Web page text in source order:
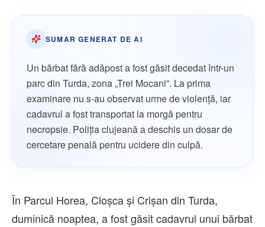
SUMAR GENERAT DE AI
Un bărbat fără adăpost a fost găsit decedat într-un
parc din Turda, zona „Trei Mocani”. La prima
examinare nu s-au observat urme de violență, iar
cadavrul a fost transportat la morgă pentru
necropsie. Poliția clujeană a deschis un dosar de
cercetare penală pentru ucidere din culpă.
În Parcul Horea, Cloșca și Crișan din Turda,
duminică noaptea, a fost găsit cadavrul unui bărbat